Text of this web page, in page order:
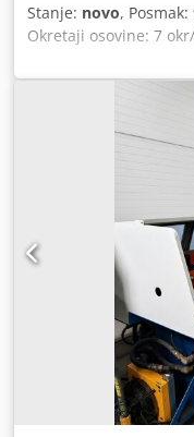
Stanje: novo,
Okretaji osovine: 7
Dkedoyv N A Hopfx
Dimenzije D-Š-V:
pogonska valjka s
podešavanje gornjeg
vertikalno (s
konusnim valjkastim
kliznih vodilica na
u isporuku. Može se
npr. ravni lim, T-